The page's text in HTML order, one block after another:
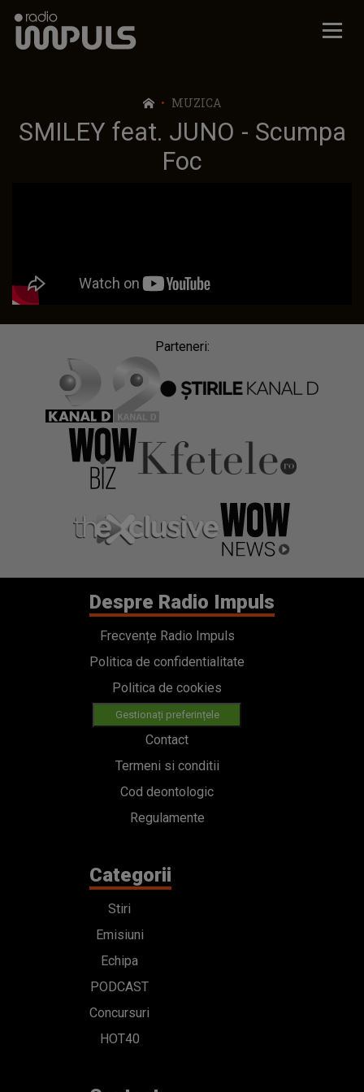
Radio Impuls
MUZICA
SMILEY feat. JUNO - Scumpa
Foc
Parteneri:
Despre Radio Impuls
Frecvențe Radio Impuls
Politica de confidentialitate
Politica de cookies
Gestionați preferințele
Contact
Termeni si conditii
Cod deontologic
Regulamente
Categorii
Stiri
Emisiuni
Echipa
PODCAST
Concursuri
HOT40